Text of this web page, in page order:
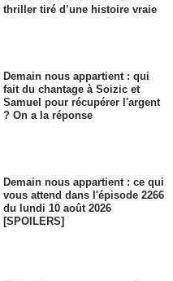
thriller tiré d’une histoire vraie
Demain nous appartient : qui
fait du chantage à Soizic et
Samuel pour récupérer l'argent
? On a la réponse
Demain nous appartient : ce qui
vous attend dans l'épisode 2266
du lundi 10 août 2026
[SPOILERS]